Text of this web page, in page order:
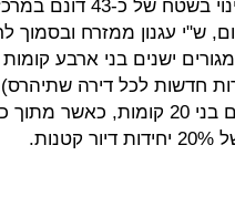
מדובר בתוכנית שתבוצע במסגרת פינוי
ש"י עגנון ממזרח ובסמוך
דיור, כך שהיחס הוא של 1:3 (3 דירות חדשות לכל
התוכנית ייבנו תשעה מגדלי מגורים חדשים בני 20